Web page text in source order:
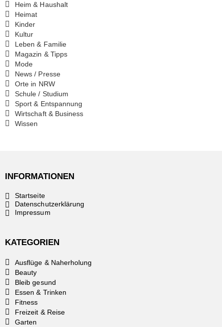
Heim & Haushalt
Heimat
Kinder
Kultur
Leben & Familie
Magazin & Tipps
Mode
News / Presse
Orte in NRW
Schule / Studium
Sport & Entspannung
Wirtschaft & Business
Wissen
INFORMATIONEN
Startseite
Datenschutzerklärung
Impressum
KATEGORIEN
Ausflüge & Naherholung
Beauty
Bleib gesund
Essen & Trinken
Fitness
Freizeit & Reise
Garten